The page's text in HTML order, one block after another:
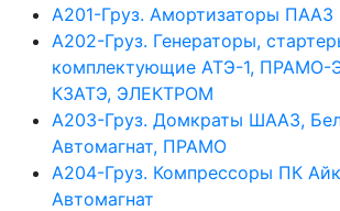
А201-Груз. Амортизаторы ПААЗ
А202-Груз. Генераторы,
комплектующие АТЭ-1, ПРАМО-
КЗАТЭ, ЭЛЕКТРОМ
А203-Груз. Домкраты ШААЗ,
Автомагнат, ПРАМО
А204-Груз. Компрессоры ПК
Автомагнат